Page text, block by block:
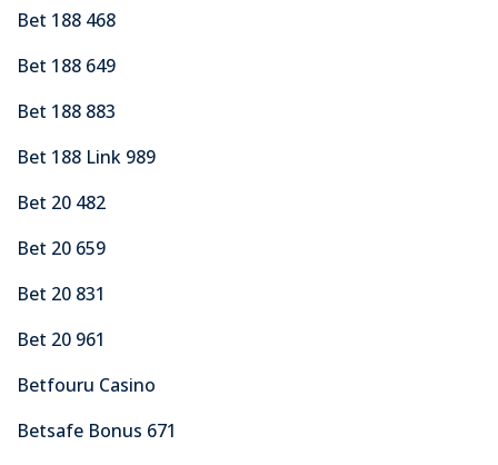
Bet 188 468
Bet 188 649
Bet 188 883
Bet 188 Link 989
Bet 20 482
Bet 20 659
Bet 20 831
Bet 20 961
Betfouru Casino
Betsafe Bonus 671